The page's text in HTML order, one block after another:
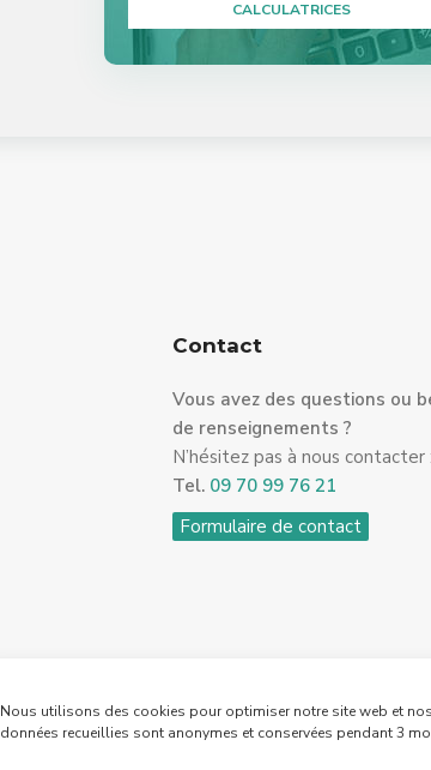
Nous utilisons des cookies pour optimiser notre site web et
données recueillies sont anonymes et conservées pendant 3
CALCULATRICES
Contact
Vous avez des questions ou
de renseignements ?
N’hésitez pas à nous contacter :
Tel. 09 70 99 76 21
Formulaire de contact